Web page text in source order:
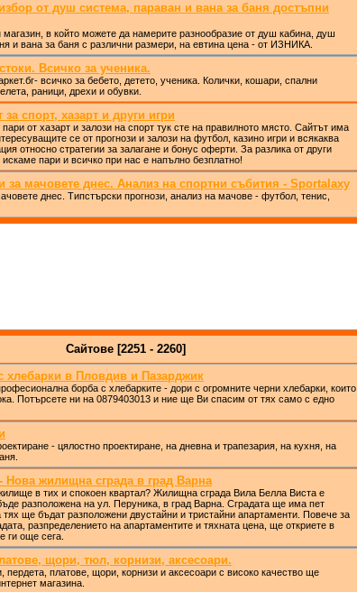
от душ система, параван и вана за баня достъпни
магазин, в който можете да намерите разнообразие от душ кабина, душ
и вана за баня с различни размери, на евтина цена - от ИЗНИКА.
Всичко за ученика.
всичко за бебето, детето, ученика. Колички, кошари, спални
раници, дрехи и обувки.
спорт, хазарт и други игри
от хазарт и залози на спорт тук сте на правилното място. Сайтът има
се от прогнози и залози на футбол, казино игри и всякаква
относно стратегии за залагане и бонус оферти. За разлика от други
пари и всичко при нас е напълно безплатно!
за мачовете днес. Анализ на спортни събития - Sportalaxy
днес. Типстърски прогнози, анализ на мачове - футбол, тенис,
Сайтове [2251 - 2260]
хлебарки в Пловдив и Пазарджик
борба с хлебарките - дори с огромните черни хлебарки, които
Потърсете ни на 0879403013 и ние ще Ви спасим от тях само с едно
- цялостно проектиране, на дневна и трапезария, на кухня, на
Нова жилищна сграда в град Варна
в тих и спокоен квартал? Жилищна сграда Вила Белла Виста е
разположена на ул. Перуника, в град Варна. Сградата ще има пет
ще бъдат разположени двустайни и тристайни апартаменти. Повече за
разпределението на апартаментите и тяхната цена, ще откриете в
ги още сега.
щори, тюл, корнизи, аксесоари.
пердета, платове, щори, корнизи и аксесоари с високо качество ще
магазина.